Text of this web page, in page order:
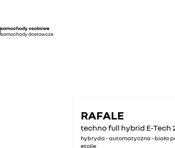
samochody osobowe
samochody dostawcze
RAFALE
techno full hybrid E-Tech
hybryda - automatyczna - biała
etoile